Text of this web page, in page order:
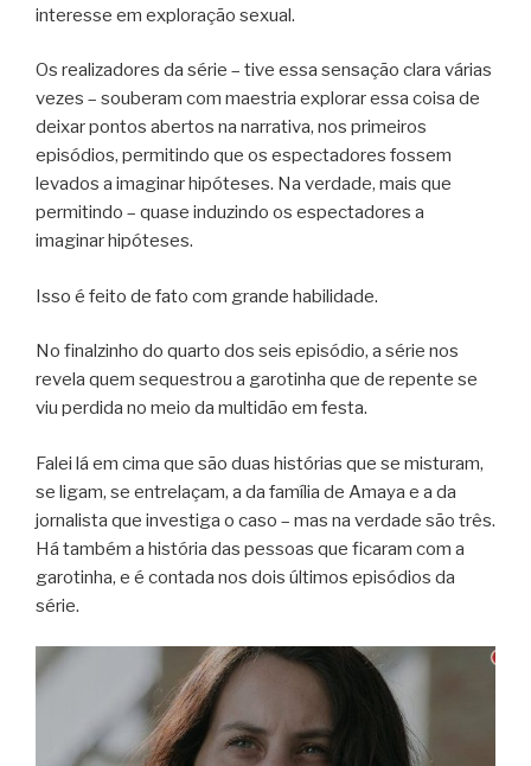
interesse em exploração sexual.
Os realizadores da série – tive essa sensação clara várias
vezes – souberam com maestria explorar essa coisa de
deixar pontos abertos na narrativa, nos primeiros
episódios, permitindo que os espectadores fossem
levados a imaginar hipóteses. Na verdade, mais que
permitindo – quase induzindo os espectadores a
imaginar hipóteses.
Isso é feito de fato com grande habilidade.
No finalzinho do quarto dos seis episódio, a série nos
revela quem sequestrou a garotinha que de repente se
viu perdida no meio da multidão em festa.
Falei lá em cima que são duas histórias que se misturam,
se ligam, se entrelaçam, a da família de Amaya e a da
jornalista que investiga o caso – mas na verdade são três.
Há também a história das pessoas que ficaram com a
garotinha, e é contada nos dois últimos episódios da
série.